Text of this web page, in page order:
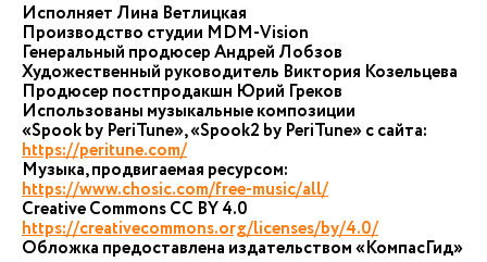
Исполняет Лина Ветлицкая
Производство студии MDM-Vision
Генеральный продюсер Андрей Лобзов
Художественный руководитель Виктория Козельцева
Продюсер постпродакшн Юрий Греков
Использованы музыкальные композиции
«Spook by PeriTune», «Spook2 by PeriTune» с сайта:
https://peritune.com/
Музыка, продвигаемая ресурсом:
https://www.chosic.com/free-music/all/
Creative Commons CC BY 4.0
https://creativecommons.org/licenses/by/4.0/
Обложка предоставлена издательством «КомпасГид»